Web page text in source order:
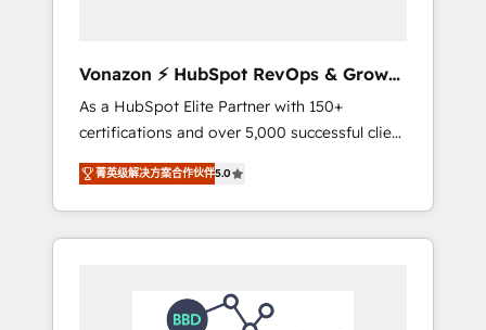
responsiveness, and ongoing support, we
equip your team to adopt new systems with
confidence and achieve a unified, data-
driven approach to customer engagement.
Vonazon ⚡ HubSpot RevOps & Growth
Strategy Experts
As a HubSpot Elite Partner with 150+
certifications and over 5,000 successful client
engagements, Vonazon turns marketing
complexity into measurable, scalable growth.
From onboarding to enterprise-grade
campaigns, our in-house team builds scalable
HubSpot Integration & Optimization •
Seamless CRM, CMS, and automation setup •
菁英级解决方案合作伙伴5.0